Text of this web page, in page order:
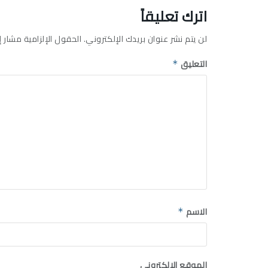
اترك تعليقاً
لن يتم نشر عنوان بريدك الإلكتروني.الحقول الإلزامية مشار
التعليق *
الاسم *
الموقع الإلكتروني